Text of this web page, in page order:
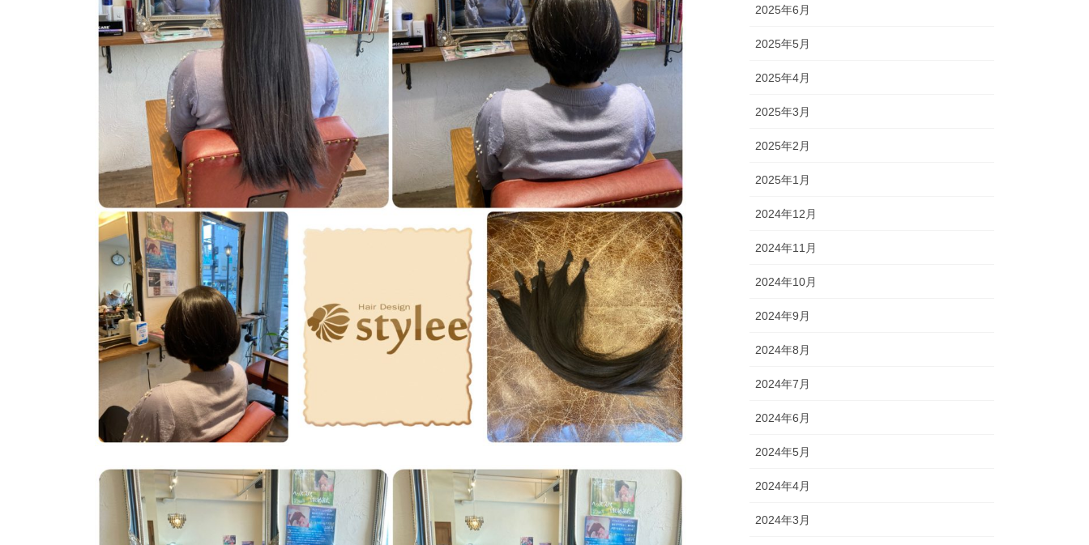
2025年6月
2025年5月
2025年4月
2025年3月
2025年2月
2025年1月
2024年12月
2024年11月
2024年10月
2024年9月
2024年8月
2024年7月
2024年6月
2024年5月
2024年4月
2024年3月